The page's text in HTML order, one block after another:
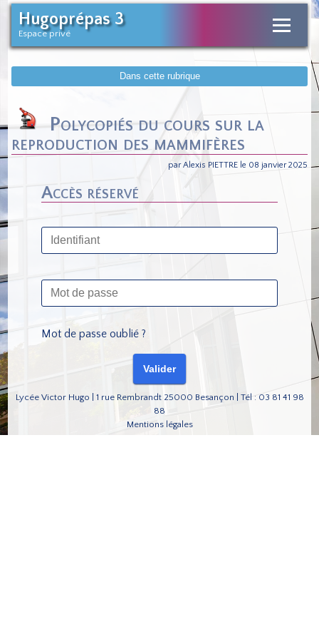
Hugoprépas 3
Espace privé
Dans cette rubrique
Polycopiés du cours sur la
reproduction des mammifères
par Alexis PIETTRE le 08 janvier 2025
Accès réservé
Mot de passe oublié ?
Lycée Victor Hugo | 1 rue Rembrandt 25000 Besançon | Tél : 03 81 41 98
88
Mentions légales